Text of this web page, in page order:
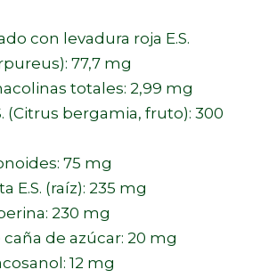
con levadura roja E.S.
77,7 mg
totales: 2,99 mg
(Citrus bergamia, fruto): 300
75 mg
E.S. (raíz): 235 mg
230 mg
de azúcar: 20 mg
12 mg